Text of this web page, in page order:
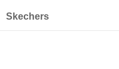
Skechers